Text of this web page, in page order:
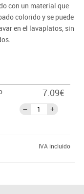
con un material que
colorido y se puede
en el lavaplatos, sin
7.09€
IVA incluido